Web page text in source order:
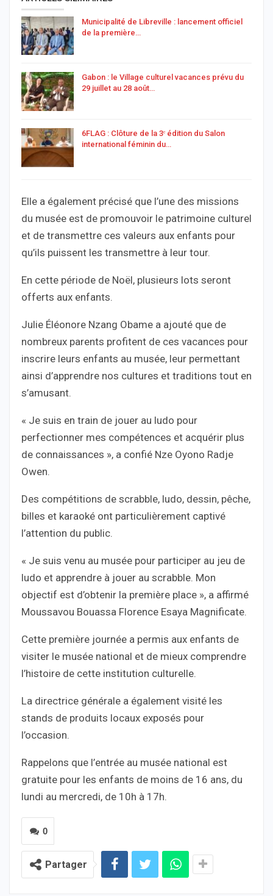
Municipalité de Libreville : lancement officiel
de la première…
Gabon : le Village culturel vacances prévu du
29 juillet au 28 août…
6FLAG : Clôture de la 3ᵉ édition du Salon
international féminin du…
Elle a également précisé que l’une des missions
du musée est de promouvoir le patrimoine culturel
et de transmettre ces valeurs aux enfants pour
qu’ils puissent les transmettre à leur tour.
En cette période de Noël, plusieurs lots seront
offerts aux enfants.
Julie Éléonore Nzang Obame a ajouté que de
nombreux parents profitent de ces vacances pour
inscrire leurs enfants au musée, leur permettant
ainsi d’apprendre nos cultures et traditions tout en
s’amusant.
« Je suis en train de jouer au ludo pour
perfectionner mes compétences et acquérir plus
de connaissances », a confié Nze Oyono Radje
Owen.
Des compétitions de scrabble, ludo, dessin, pêche,
billes et karaoké ont particulièrement captivé
l’attention du public.
« Je suis venu au musée pour participer au jeu de
ludo et apprendre à jouer au scrabble. Mon
objectif est d’obtenir la première place », a affirmé
Moussavou Bouassa Florence Esaya Magnificate.
Cette première journée a permis aux enfants de
visiter le musée national et de mieux comprendre
l’histoire de cette institution culturelle.
La directrice générale a également visité les
stands de produits locaux exposés pour
l’occasion.
Rappelons que l’entrée au musée national est
gratuite pour les enfants de moins de 16 ans, du
lundi au mercredi, de 10h à 17h.
0
Partager